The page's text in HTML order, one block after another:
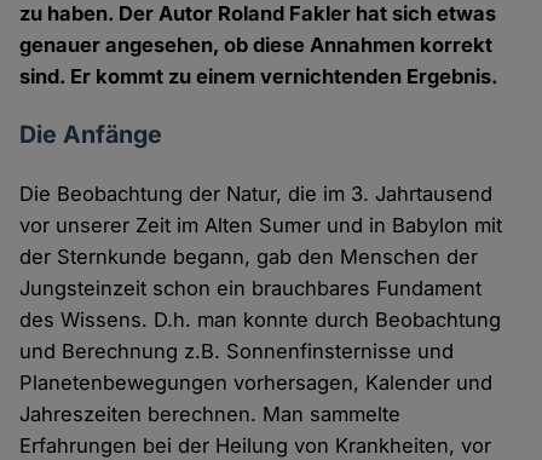
zu haben. Der Autor Roland Fakler hat sich etwas
genauer angesehen, ob diese Annahmen korrekt
sind. Er kommt zu einem vernichtenden Ergebnis.
Die Anfänge
Die Beobachtung der Natur, die im 3. Jahrtausend
vor unserer Zeit im Alten Sumer und in Babylon mit
der Sternkunde begann, gab den Menschen der
Jungsteinzeit schon ein brauchbares Fundament
des Wissens. D.h. man konnte durch Beobachtung
und Berechnung z.B. Sonnenfinsternisse und
Planetenbewegungen vorhersagen, Kalender und
Jahreszeiten berechnen. Man sammelte
Erfahrungen bei der Heilung von Krankheiten, vor